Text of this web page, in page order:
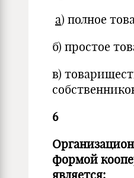
а) полное
б) простое
в)
6
формой
является: